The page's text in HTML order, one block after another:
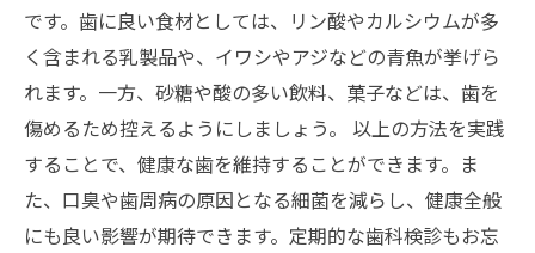
です。歯に良い食材としては、リン酸やカルシウムが多
く含まれる乳製品や、イワシやアジなどの青魚が挙げら
れます。一方、砂糖や酸の多い飲料、菓子などは、歯を
傷めるため控えるようにしましょう。 以上の方法を実践
することで、健康な歯を維持することができます。ま
た、口臭や歯周病の原因となる細菌を減らし、健康全般
にも良い影響が期待できます。定期的な歯科検診もお忘